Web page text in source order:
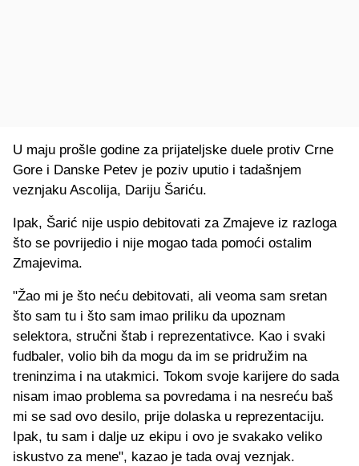
U maju prošle godine za prijateljske duele protiv Crne
Gore i Danske Petev je poziv uputio i tadašnjem
veznjaku Ascolija, Dariju Šariću.
Ipak, Šarić nije uspio debitovati za Zmajeve iz razloga
što se povrijedio i nije mogao tada pomoći ostalim
Zmajevima.
"Žao mi je što neću debitovati, ali veoma sam sretan
što sam tu i što sam imao priliku da upoznam
selektora, stručni štab i reprezentativce. Kao i svaki
fudbaler, volio bih da mogu da im se pridružim na
treninzima i na utakmici. Tokom svoje karijere do sada
nisam imao problema sa povredama i na nesreću baš
mi se sad ovo desilo, prije dolaska u reprezentaciju.
Ipak, tu sam i dalje uz ekipu i ovo je svakako veliko
iskustvo za mene", kazao je tada ovaj veznjak.